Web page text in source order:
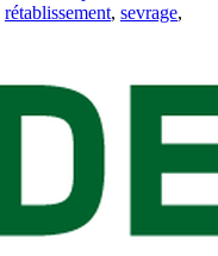
rétablissement, sevrage,